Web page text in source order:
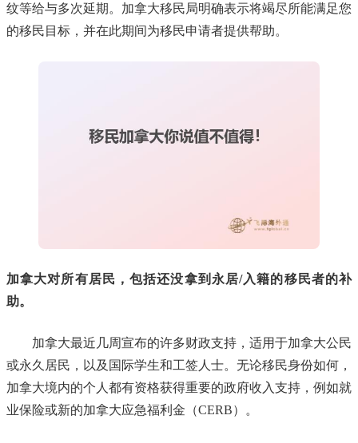
纹等给与多次延期。加拿大移民局明确表示将竭尽所能满足您
的移民目标，并在此期间为移民申请者提供帮助。
加拿大对所有居民，包括还没拿到永居/入籍的移民者的补
助。
加拿大最近几周宣布的许多财政支持，适用于加拿大公民
或永久居民，以及国际学生和工签人士。无论移民身份如何，
加拿大境内的个人都有资格获得重要的政府收入支持，例如就
业保险或新的加拿大应急福利金（CERB）。